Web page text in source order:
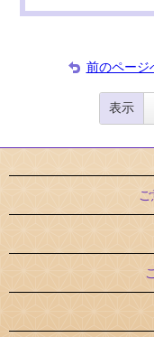
前のページ
表示